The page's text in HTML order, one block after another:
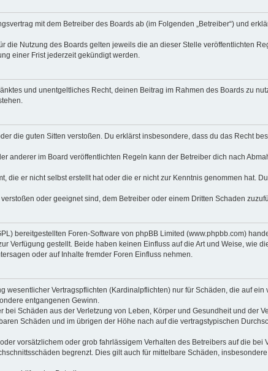
mit dem Betreiber des Boards ab (im Folgenden „Betreiber“) und
die Nutzung des Boards gelten jeweils die an dieser Stelle veröffentlichten
einer Frist jederzeit gekündigt werden.
und unentgeltliches Recht, deinen Beitrag im Rahmen des Boards zu
die guten Sitten verstoßen. Du erklärst insbesondere, dass du das Recht
anderer im Board veröffentlichten Regeln kann der Betreiber dich nach
er nicht selbst erstellt hat oder die er nicht zur Kenntnis genommen hat.
oder geeignet sind, dem Betreiber oder einem Dritten Schaden
bereitgestellten Foren-Software von phpBB Limited (www.phpbb.com)
Verfügung gestellt. Beide haben keinen Einfluss auf die Art und Weise, wie
oder auf Inhalte fremder Foren Einfluss nehmen.
Vertragspflichten (Kardinalpflichten) nur für Schäden, die auf ein
entgangenen Gewinn.
Schäden aus der Verletzung von Leben, Körper und Gesundheit und der
Schäden und im übrigen der Höhe nach auf die vertragstypischen
vorsätzlichem oder grob fahrlässigem Verhalten des Betreibers auf die bei
begrenzt. Dies gilt auch für mittelbare Schäden,